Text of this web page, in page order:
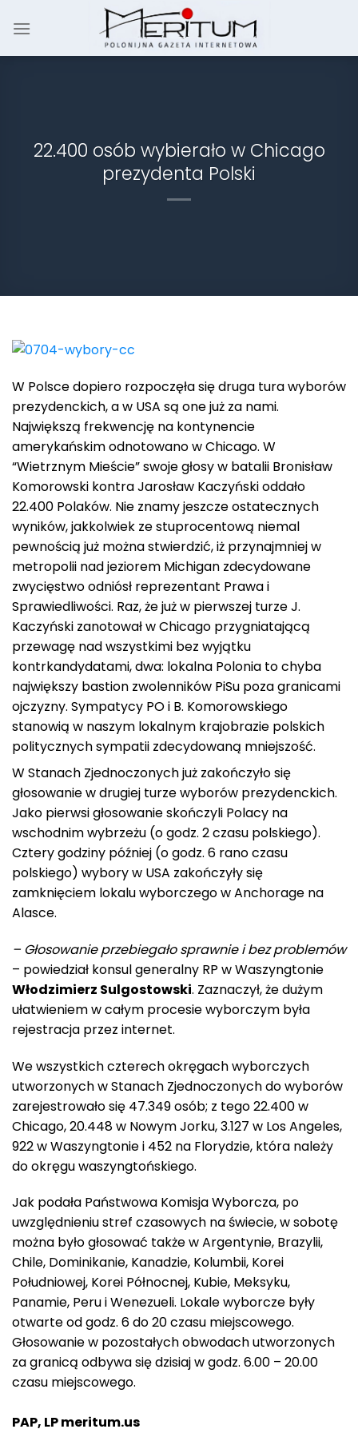
22.400 osób wybierało w Chicago
prezydenta Polski
W Polsce dopiero rozpoczęła się druga tura wyborów
prezydenckich, a w USA są one już za nami.
Największą frekwencję na kontynencie
amerykańskim odnotowano w Chicago. W
“Wietrznym Mieście” swoje głosy w batalii Bronisław
Komorowski kontra Jarosław Kaczyński oddało
22.400 Polaków. Nie znamy jeszcze ostatecznych
wyników, jakkolwiek ze stuprocentową niemal
pewnością już można stwierdzić, iż przynajmniej w
metropolii nad jeziorem Michigan zdecydowane
zwycięstwo odniósł reprezentant Prawa i
Sprawiedliwości. Raz, że już w pierwszej turze J.
Kaczyński zanotował w Chicago przygniatającą
przewagę nad wszystkimi bez wyjątku
kontrkandydatami, dwa: lokalna Polonia to chyba
największy bastion zwolenników PiSu poza granicami
ojczyzny. Sympatycy PO i B. Komorowskiego
stanowią w naszym lokalnym krajobrazie polskich
politycznych sympatii zdecydowaną mniejszość.
W Stanach Zjednoczonych już zakończyło się
głosowanie w drugiej turze wyborów prezydenckich.
Jako pierwsi głosowanie skończyli Polacy na
wschodnim wybrzeżu (o godz. 2 czasu polskiego).
Cztery godziny później (o godz. 6 rano czasu
polskiego) wybory w USA zakończyły się
zamknięciem lokalu wyborczego w Anchorage na
Alasce.
– Głosowanie przebiegało sprawnie i bez problemów
– powiedział konsul generalny RP w Waszyngtonie
Włodzimierz Sulgostowski. Zaznaczył, że dużym
ułatwieniem w całym procesie wyborczym była
rejestracja przez internet.
We wszystkich czterech okręgach wyborczych
utworzonych w Stanach Zjednoczonych do wyborów
zarejestrowało się 47.349 osób; z tego 22.400 w
Chicago, 20.448 w Nowym Jorku, 3.127 w Los Angeles,
922 w Waszyngtonie i 452 na Florydzie, która należy
do okręgu waszyngtońskiego.
Jak podała Państwowa Komisja Wyborcza, po
uwzględnieniu stref czasowych na świecie, w sobotę
można było głosować także w Argentynie, Brazylii,
Chile, Dominikanie, Kanadzie, Kolumbii, Korei
Południowej, Korei Północnej, Kubie, Meksyku,
Panamie, Peru i Wenezueli. Lokale wyborcze były
otwarte od godz. 6 do 20 czasu miejscowego.
Głosowanie w pozostałych obwodach utworzonych
za granicą odbywa się dzisiaj w godz. 6.00 – 20.00
czasu miejscowego.
PAP, LP meritum.us